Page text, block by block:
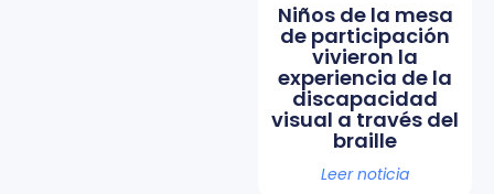
Niños de la mesa
de participación
vivieron la
experiencia de la
discapacidad
visual a través del
braille
Leer noticia